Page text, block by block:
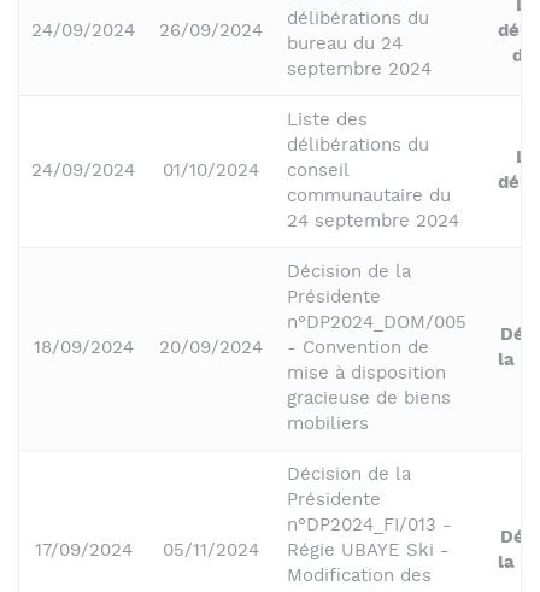
24/09/2024 26/09/2024
délibérations du
bureau du 24
septembre 2024
du
24/09/2024 01/10/2024
Liste des
délibérations du
conseil
communautaire du
24 septembre 2024
18/09/2024 20/09/2024
Décision de la
Présidente
n°DP2024_DOM/005
- Convention de
mise à disposition
gracieuse de biens
mobiliers
la
17/09/2024 05/11/2024
Décision de la
Présidente
n°DP2024_FI/013 -
Régie UBAYE Ski -
Modification des
la